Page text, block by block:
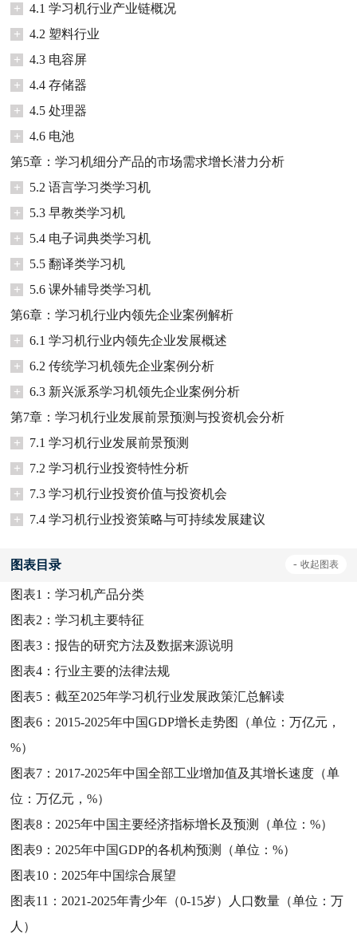
+
4.1 学习机行业产业链概况
+
4.2 塑料行业
+
4.3 电容屏
+
4.4 存储器
+
4.5 处理器
+
4.6 电池
第5章：学习机细分产品的市场需求增长潜力分析
+
5.2 语言学习类学习机
+
5.3 早教类学习机
+
5.4 电子词典类学习机
+
5.5 翻译类学习机
+
5.6 课外辅导类学习机
第6章：学习机行业内领先企业案例解析
+
6.1 学习机行业内领先企业发展概述
+
6.2 传统学习机领先企业案例分析
+
6.3 新兴派系学习机领先企业案例分析
第7章：学习机行业发展前景预测与投资机会分析
+
7.1 学习机行业发展前景预测
+
7.2 学习机行业投资特性分析
+
7.3 学习机行业投资价值与投资机会
+
7.4 学习机行业投资策略与可持续发展建议
图表目录 - 收起图表
图表1：学习机产品分类
图表2：学习机主要特征
图表3：报告的研究方法及数据来源说明
图表4：行业主要的法律法规
图表5：截至2025年学习机行业发展政策汇总解读
图表6： 2015-2025年中国GDP增长走势图（单位：万亿元，
%）
图表7： 2017-2025年中国全部工业增加值及其增长速度（单
位：万亿元，%）
图表8： 2025年中国主要经济指标增长及预测（单位：%）
图表9： 2025年中国GDP的各机构预测（单位：%）
图表10： 2025年中国综合展望
图表11： 2021-2025年青少年（0-15岁）人口数量（单位：万
人）